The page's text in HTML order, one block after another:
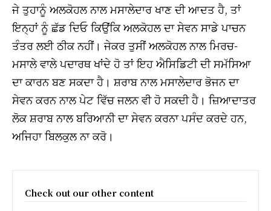
ਜੇ ਤੁਹਾਨੂੰ ਅਲਕੋਹਲ ਨਾਲ ਮਸਾਲੇਦਾਰ ਖਾਣ ਦੀ ਆਦਤ ਹੈ, ਤਾਂ
ਇਨ੍ਹਾਂ ਨੂੰ ਛੱਡ ਦਿਓ ਕਿਉਂਕਿ ਅਲਕੋਹਲ ਦਾ ਸੇਵਨ ਸਾਡੇ ਪਾਚਨ
ਤੰਤਰ ਲਈ ਠੀਕ ਨਹੀਂ। ਜੇਕਰ ਤੁਸੀਂ ਅਲਕੋਹਲ ਨਾਲ ਮਿਰਚ-
ਮਸਾਲੇ ਵਾਲੇ ਪਦਾਰਥ ਖਾਂਦੇ ਹੋ ਤਾਂ ਇਹ ਐਸਿਡਿਟੀ ਦੀ ਸਮੱਸਿਆ
ਦਾ ਕਾਰਨ ਬਣ ਸਕਦਾ ਹੈ। ਸ਼ਰਾਬ ਨਾਲ ਮਸਾਲੇਦਾਰ ਭੋਜਨ ਦਾ
ਸੇਵਨ ਕਰਨ ਨਾਲ ਪੇਟ ਵਿੱਚ ਜਲਨ ਵੀ ਹੋ ਸਕਦੀ ਹੈ। ਜ਼ਿਆਦਾਤਰ
ਲੋਕ ਸ਼ਰਾਬ ਨਾਲ ਬਰਿਆਨੀ ਦਾ ਸੇਵਨ ਕਰਨਾ ਪਸੰਦ ਕਰਦੇ ਹਨ,
ਅਜਿਹਾ ਬਿਲਕੁਲ ਨਾ ਕਰੋ।
Check out our other content